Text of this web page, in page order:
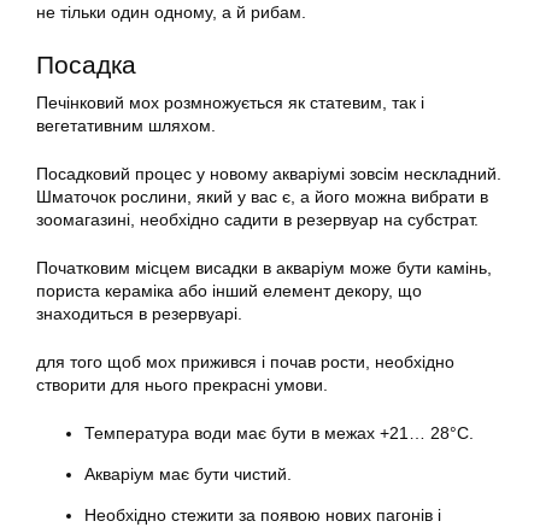
не тільки один одному, а й рибам.
Посадка
Печінковий мох розмножується як статевим, так і
вегетативним шляхом.
Посадковий процес у новому акваріумі зовсім нескладний.
Шматочок рослини, який у вас є, а його можна вибрати в
зоомагазині, необхідно садити в резервуар на субстрат.
Початковим місцем висадки в акваріум може бути камінь,
пориста кераміка або інший елемент декору, що
знаходиться в резервуарі.
для того щоб мох прижився і почав рости, необхідно
створити для нього прекрасні умови.
Температура води має бути в межах +21… 28°С.
Акваріум має бути чистий.
Необхідно стежити за появою нових пагонів і